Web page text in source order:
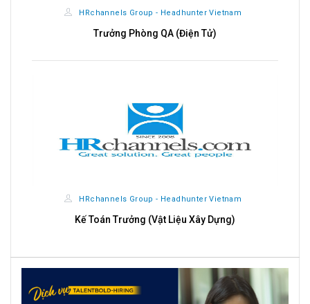
HRchannels Group - Headhunter Vietnam
Trưởng Phòng QA (Điện Tử)
HRchannels Group - Headhunter Vietnam
Kế Toán Trưởng (Vật Liệu Xây Dựng)